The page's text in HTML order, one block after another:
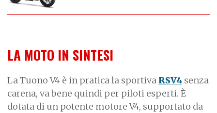
LA MOTO IN SINTESI
La Tuono V4 è in praticala sportiva RSV4 senza
carena, va bene quindi per piloti esperti. È
dotata di un potente motore V4, supportato da